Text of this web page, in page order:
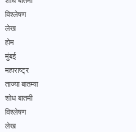
विश्लेषण
लेख
होम
मुंबई
महाराष्ट्र
ताज्या बातम्या
शोध बातमी
विश्लेषण
लेख